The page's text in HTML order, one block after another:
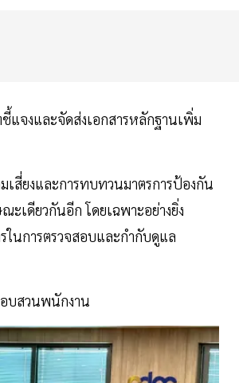
แจงและจัดส่งเอกสารหลักฐานเพิ่ม
เสี่ยงและการทบทวนมาตรการป้องกัน
ะเดียวกันอีก โดยเฉพาะอย่างยิ่ง
ในการตรวจสอบและกำกับดูแล
อบสวนพนักงาน